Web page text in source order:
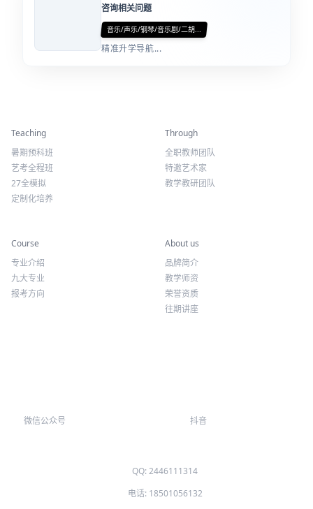
咨询相关问题
音乐/声乐/钢琴/音乐剧/二胡...
精准升学导航...
Teaching
暑期预科班
艺考全程班
27全模拟
定制化培养
Through
全职教师团队
特邀艺术家
教学教研团队
Course
专业介绍
九大专业
报考方向
About us
品牌简介
教学师资
荣誉资质
往期讲座
微信公众号 抖音
QQ: 2446111314
电话: 18501056132